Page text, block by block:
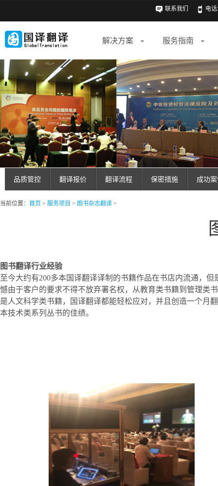
联系我们 电话
解决方案 服务指南
品质管控 翻译报价 翻译流程 保密措施 成功
当前位置： 首页 > 服务项目 > 图书杂志翻译 >
图书翻译行业经验
至今大约有200多本国译翻译译制的书籍作品在书店内流通，但
憾由于客户的要求不得不放弃署名权，从教育类书籍到管理类
是人文科学类书籍，国译翻译都能轻松应对，并且创造一个月
本技术类系列丛书的佳绩。